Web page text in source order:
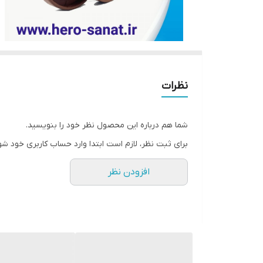
نظرات
شما هم درباره این محصول نظر خود را بنویسید.
برای ثبت نظر، لازم است ابتدا وارد حساب کاربری خود
افزودن نظر